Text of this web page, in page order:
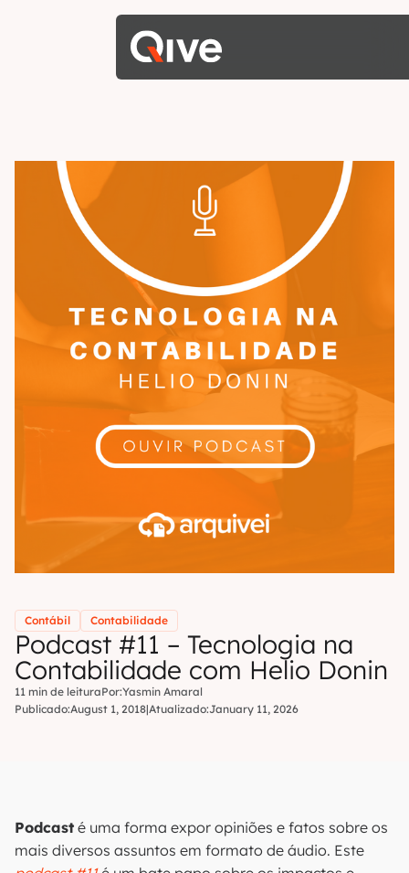
Contábil Contabilidade
Podcast #11 – Tecnologia na
Contabilidade com Helio Donin
11 min de leituraPor:Yasmin Amaral
Publicado:August 1, 2018|Atualizado:January 11, 2026
Podcast é uma forma expor opiniões e fatos sobre os
mais diversos assuntos em formato de áudio. Este